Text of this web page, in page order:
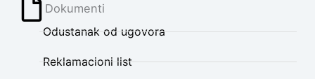
Dokumenti
Odustanak od ugovora
Reklamacioni list